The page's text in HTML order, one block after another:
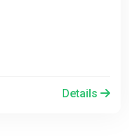
Details